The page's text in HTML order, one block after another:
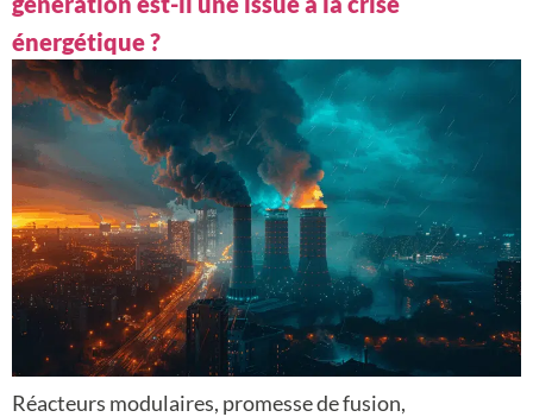
énergétique ?
Réacteurs modulaires, promesse de fusion,